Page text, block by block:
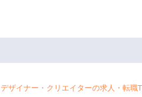
デザイナー・クリエイターの求人・転職